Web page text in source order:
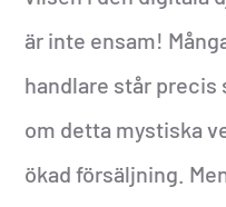
är inte ensam!
handlare står precis
om detta mystiska
ökad försäljning.